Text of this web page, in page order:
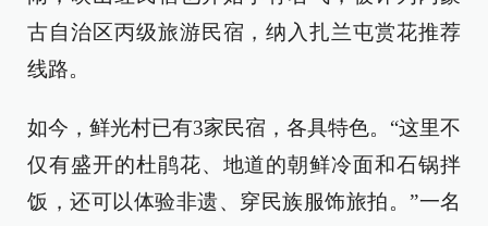
古自治区丙级旅游民宿，纳入扎兰屯赏花推荐
线路。
如今，鲜光村已有3家民宿，各具特色。“这里不
仅有盛开的杜鹃花、地道的朝鲜冷面和石锅拌
饭，还可以体验非遗、穿民族服饰旅拍。”一名